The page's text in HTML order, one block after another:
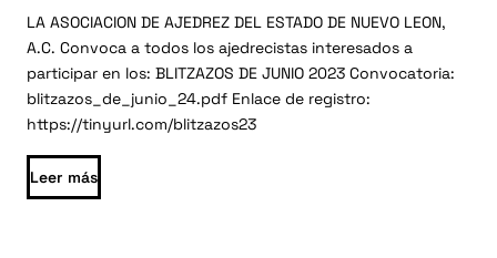
LA ASOCIACION DE AJEDREZ DEL ESTADO DE NUEVO LEON,
A.C. Convoca a todos los ajedrecistas interesados a
participar en los: BLITZAZOS DE JUNIO 2023 Convocatoria:
blitzazos_de_junio_24.pdf Enlace de registro:
https://tinyurl.com/blitzazos23
Leer más